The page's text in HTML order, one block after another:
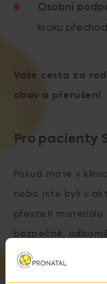
Osobní
kroku
Vaše cesta za
obav a přerušení.
Pro pacienty
Pokud máte v
nebo jste byli v
převzetí materiálu
bezpečně,